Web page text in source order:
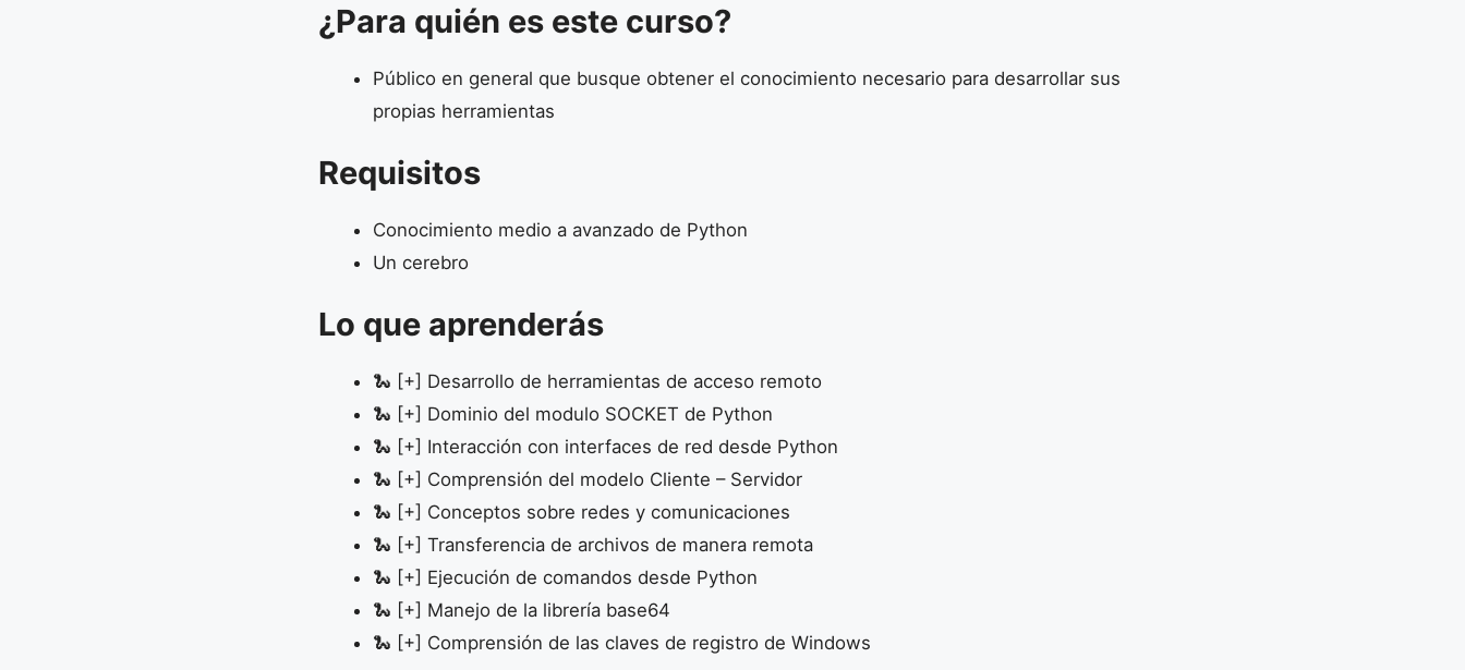
¿Para quién es este curso?
Público en general que busque obtener el conocimiento necesario para desarrollar sus
propias herramientas
Requisitos
Conocimiento medio a avanzado de Python
Un cerebro
Lo que aprenderás
🐍 [+] Desarrollo de herramientas de acceso remoto
🐍 [+] Dominio del modulo SOCKET de Python
🐍 [+] Interacción con interfaces de red desde Python
🐍 [+] Comprensión del modelo Cliente – Servidor
🐍 [+] Conceptos sobre redes y comunicaciones
🐍 [+] Transferencia de archivos de manera remota
🐍 [+] Ejecución de comandos desde Python
🐍 [+] Manejo de la librería base64
🐍 [+] Comprensión de las claves de registro de Windows